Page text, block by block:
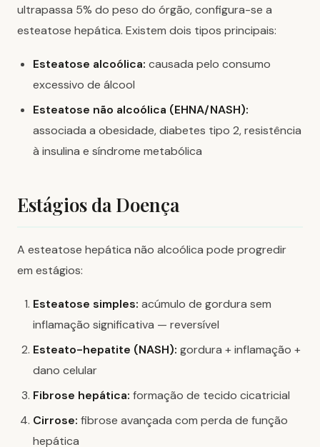
ultrapassa 5% do peso do órgão, configura-se a
esteatose hepática. Existem dois tipos principais:
Esteatose alcoólica: causada pelo consumo
excessivo de álcool
Esteatose não alcoólica (EHNA/NASH):
associada a obesidade, diabetes tipo 2, resistência
à insulina e síndrome metabólica
Estágios da Doença
A esteatose hepática não alcoólica pode progredir
em estágios:
Esteatose simples: acúmulo de gordura sem
inflamação significativa — reversível
Esteato-hepatite (NASH): gordura + inflamação +
dano celular
Fibrose hepática: formação de tecido cicatricial
Cirrose: fibrose avançada com perda de função
hepática